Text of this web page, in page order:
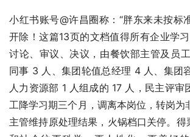
小红书账号@许昌圈称：“胖东来未按标
开除！这篇13页的文档值得所有企业学
讨论、审议、决议，由餐饮部主管及员
同事 3 人、集团轮值总经理 4 人、集团
人力资源部 1 人组成的 17 人，民主评审
工降学习期三个月，调离本岗位，转岗为
主管维持原处理结果，火锅档口关停。得